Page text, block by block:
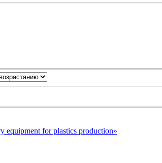
equipment for plastics production»